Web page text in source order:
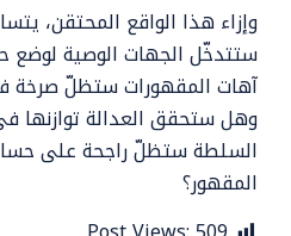
وإزاء هذا الواقع المحتقن،
ستتدخّل الجهات الوصية لوضع
آهات المقهورات ستظلّ صرخة
وهل ستحقق العدالة توازنها
السلطة ستظلّ راجحة على
المقهور؟